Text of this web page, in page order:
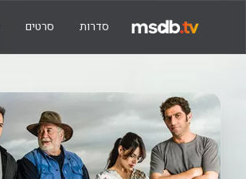
סדרות סרטים